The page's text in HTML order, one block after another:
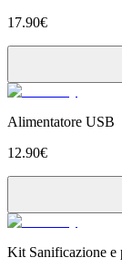
17.90€
Alimentatore USB
12.90€
Kit Sanificazione e